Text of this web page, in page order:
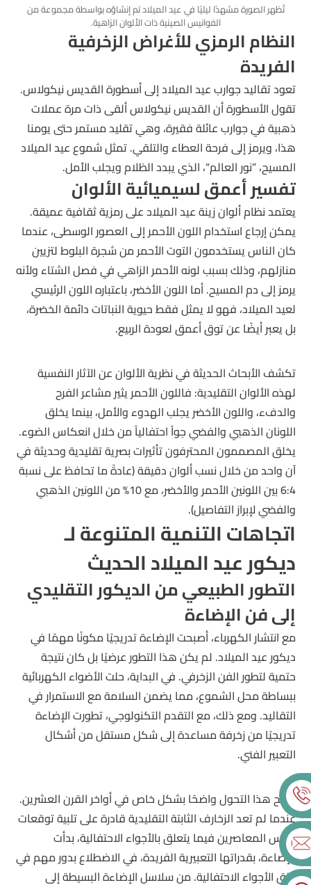
تُظهر الصورة مشهدًا ليليًا في عيد الميلاد تم إنشاؤه بواسطة مجموعة من
الفوانيس الصينية ذات الألوان الزاهية.
النظام الرمزي للأغراض الزخرفية
الفريدة
تعود تقاليد جوارب عيد الميلاد إلى أسطورة القديس نيكولاس.
تقول الأسطورة أن القديس نيكولاس ألقى ذات مرة عملات
ذهبية في جوارب عائلة فقيرة، وهي تقليد مستمر حتى يومنا
هذا، ويرمز إلى فرحة العطاء والتلقي. تمثل شموع عيد الميلاد
المسيح، ”نور العالم“، الذي يبدد الظلام ويجلب الأمل.
تفسير أعمق لسيميائية الألوان
يعتمد نظام ألوان زينة عيد الميلاد على رمزية ثقافية عميقة.
يمكن إرجاع استخدام اللون الأحمر إلى العصور الوسطى، عندما
كان الناس يستخدمون التوت الأحمر من شجرة البلوط لتزيين
منازلهم، وذلك بسبب لونه الأحمر الزاهي في فصل الشتاء ولأنه
يرمز إلى دم المسيح. أما اللون الأخضر، باعتباره اللون الرئيسي
لعيد الميلاد، فهو لا يمثل فقط حيوية النباتات دائمة الخضرة،
بل يعبر أيضًا عن توق أعمق لعودة الربيع.
تكشف الأبحاث الحديثة في نظرية الألوان عن الآثار النفسية
لهذه الألوان التقليدية: فاللون الأحمر يثير مشاعر الفرح
والدفء، واللون الأخضر يجلب الهدوء والأمل، بينما يخلق
اللونان الذهبي والفضي جواً احتفالياً من خلال انعكاس الضوء.
يخلق المصممون المحترفون تأثيرات بصرية تقليدية وحديثة في
آن واحد من خلال نسب ألوان دقيقة (عادةً ما تحافظ على نسبة
6:4 بين اللونين الأحمر والأخضر، مع 10% من اللونين الذهبي
والفضي لإبراز التفاصيل).
اتجاهات التنمية المتنوعة لـ
ديكور عيد الميلاد الحديث
التطور الطبيعي من الديكور التقليدي
إلى فن الإضاءة
مع انتشار الكهرباء، أصبحت الإضاءة تدريجيًا مكونًا مهمًا في
ديكور عيد الميلاد. لم يكن هذا التطور عرضيًا بل كان نتيجة
حتمية لتطور الفن الزخرفي. في البداية، حلت الأضواء الكهربائية
ببساطة محل الشموع، مما يضمن السلامة مع الاستمرار في
التقاليد. ومع ذلك، مع التقدم التكنولوجي، تطورت الإضاءة
تدريجيًا من زخرفة مساعدة إلى شكل مستقل من أشكال
التعبير الفني.
أصبح هذا التحول واضحًا بشكل خاص في أواخر القرن العشرين.
عندما لم تعد الزخارف الثابتة التقليدية قادرة على تلبية توقعات
الناس المعاصرين فيما يتعلق بالأجواء الاحتفالية، بدأت
الإضاءة، بقدراتها التعبيرية الفريدة، في الاضطلاع بدور مهم في
خلق الأجواء الاحتفالية. من سلاسل الإضاءة البسيطة إلى